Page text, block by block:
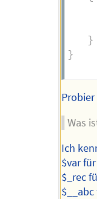
}
}
Was
Ich
$var
$_rec